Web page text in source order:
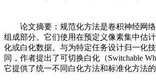
论文摘要：规范化方法是卷积神经网络
组成部分。它们使用在预定义像素集中估
化或白化数据。与为特定任务设计归一化
同，作者提出了可切换白化（Switchable
它提供了统一不同白化方法和标准化方法的